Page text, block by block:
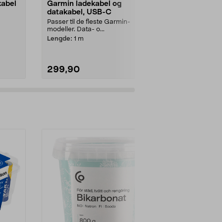
Garmin ladekabel og
datakabel, USB-C
Passer til de fleste Garmin-
modeller. Data- o...
Lengde: 1 m
299,90